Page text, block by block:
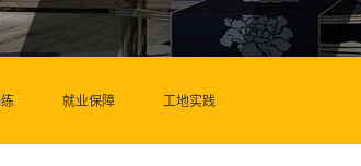
就业保障 工地实践